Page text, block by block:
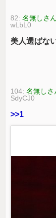
82:名無しさ
wLbL0
美人選ばな
104:名無しさ
SdyCJ0
>>1